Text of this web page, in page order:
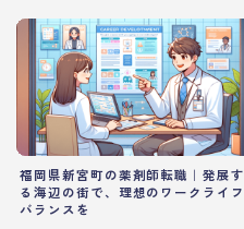
福岡県新宮町の薬剤師転職｜発展す
る海辺の街で、理想のワークライフ
バランスを